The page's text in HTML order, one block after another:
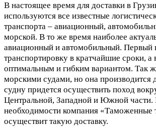
В настоящее время для доставки в
используются все известные
транспорта – авиационный,
морской. В то же время наиболее
авиационный и автомобильный. Первый
транспортировку в кратчайшие сроки, а
оптимальным и гибким вариантом. Так
морскими судами, но она производится
судну придется осуществить поход
Центральной, Западной и Южной
необходимости компания «Таможенные
осуществит такую доставку.